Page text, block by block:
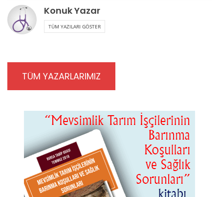
Konuk Yazar
TÜM YAZILARI GÖSTER
TÜM YAZARLARIMIZ